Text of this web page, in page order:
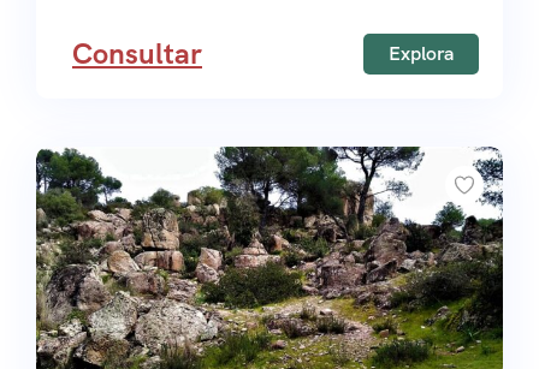
Consultar Explora